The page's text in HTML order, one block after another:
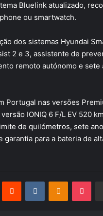
Bluelink atualizado,
ou smartwatch.
dos sistemas Hyundai
2 e 3, assistente de
remoto autónomo e
Portugal nas versões
IONIQ 6 F/L EV 520
de quilómetros, sete
para a bateria de
Reddit VKontakte